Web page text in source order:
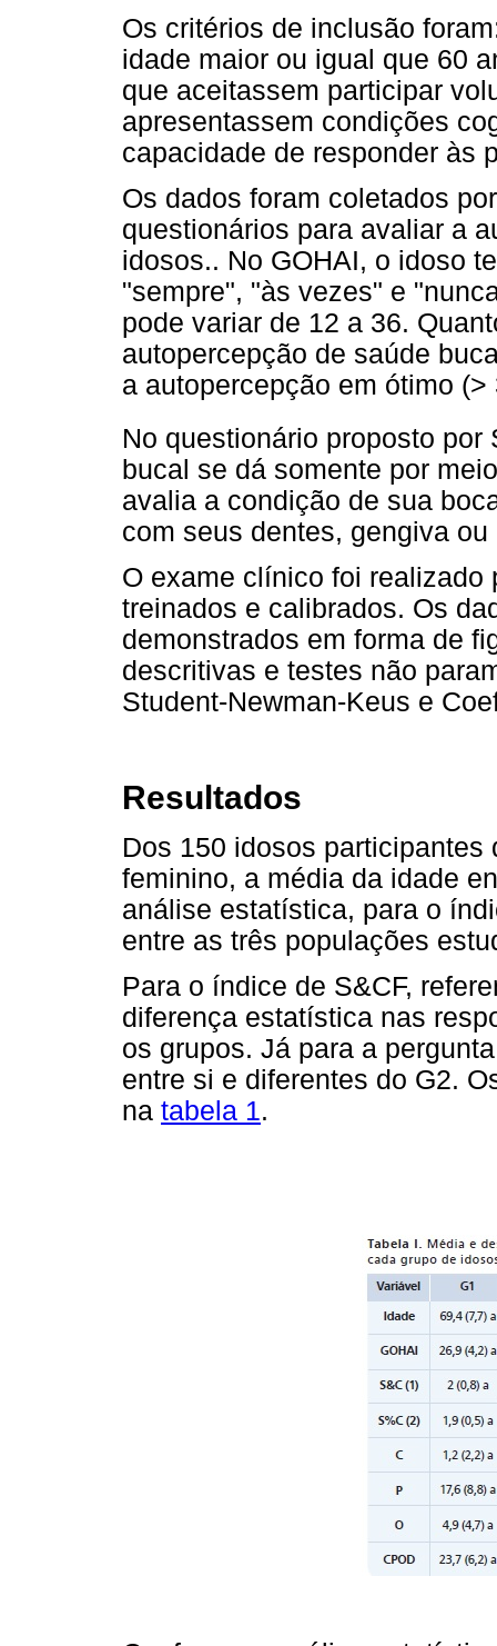
Os critérios de inclusão
idade maior ou igual que 60
que aceitassem participar
apresentassem condições
capacidade de responder às
Os dados foram coletados
questionários para avaliar a
idosos.. No GOHAI, o idoso
"sempre", "às vezes" e
pode variar de 12 a 36.
autopercepção de saúde
a autopercepção em ótimo
No questionário proposto por
bucal se dá somente por
avalia a condição de sua
com seus dentes, gengiva ou
O exame clínico foi
treinados e calibrados. Os
demonstrados em forma de
descritivas e testes não
Student-Newman-Keus e
Resultados
Dos 150 idosos
feminino, a média da idade
análise estatística, para o
entre as três populações
Para o índice de S&CF,
diferença estatística nas
os grupos. Já para a
entre si e diferentes do G2.
na tabela 1.